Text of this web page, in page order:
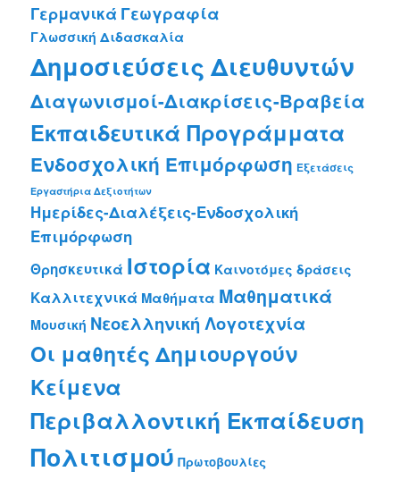
Γερμανικά Γεωγραφία
Γλωσσική Διδασκαλία
Δημοσιεύσεις Διευθυντών
Διαγωνισμοί-Διακρίσεις-Βραβεία
Εκπαιδευτικά Προγράμματα
Ενδοσχολική Επιμόρφωση Εξετάσεις
Εργαστήρια Δεξιοτήτων
Ημερίδες-Διαλέξεις-Ενδοσχολική
Επιμόρφωση
Θρησκευτικά Ιστορία Καινοτόμες δράσεις
Καλλιτεχνικά Μαθήματα Μαθηματικά
Μουσική Νεοελληνική Λογοτεχνία
Οι μαθητές Δημιουργούν
Κείμενα
Περιβαλλοντική Εκπαίδευση
Πολιτισμού Πρωτοβουλίες